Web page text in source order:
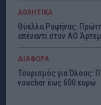
ΑΘΛΗΤΙΚΑ
Θύελλα Ραφήνας:
απέναντι στον ΑΟ
ΔΙΑΦΟΡΑ
Τουρισμός για Όλους:
voucher έως 600 ευρώ